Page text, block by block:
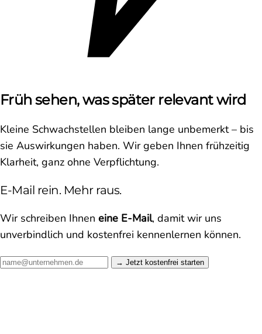
Früh sehen, was später relevant wird
Kleine Schwachstellen bleiben lange unbemerkt – bis
sie Auswirkungen haben. Wir geben Ihnen frühzeitig
Klarheit, ganz ohne Verpflichtung.
E-Mail rein. Mehr raus.
Wir schreiben Ihnen eine E-Mail, damit wir uns
unverbindlich und kostenfrei kennenlernen können.
Jetzt kostenfrei starten →